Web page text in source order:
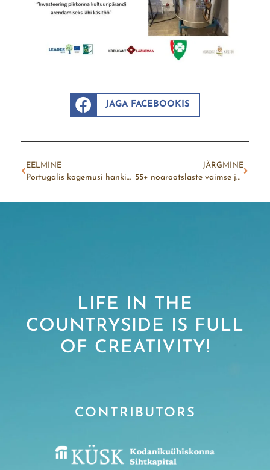
JAGA FACEBOOKIS
EELMINE
Portugalis kogemusi hankimas
JÄRGMINE
55+ noarootslaste vaimse ja füüsilise tervise edendamine
LIFE IN THE
COUNTRYSIDE IS FULL
OF CREATIVITY!
CONTRIBUTORS